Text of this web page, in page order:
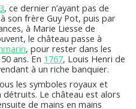
, ce dernier n’ayant pas de
son frère Guy Pot, puis par
à Marie Liesse de
le château passe à
, pour rester dans les
ans. En 1767, Louis Henri de
à un riche banquier.
les symboles royaux et
Le château est alors
de mains en mains